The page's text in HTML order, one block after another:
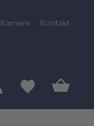
Karriere Kontakt